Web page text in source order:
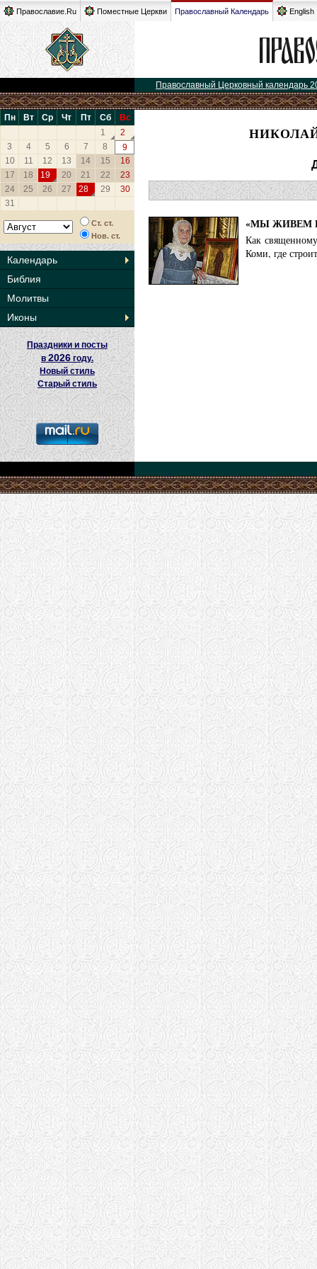
Православие.Ru Поместные Церкви Православный Календарь English
Православный Церковный календарь
Пн Вт Ср Чт Пт Сб
Вс
1
2
3
4 5 6 7 8
9
10
11 12 13 14 15
16
17
18 19 20 21 22
23
24
25 26 27 28 29
30
31
Ст. ст.
Нов. ст.
Календарь
Библия
Молитвы
Иконы
Праздники и посты
в2026 году.
Новый стиль
Старый стиль
«МЫ ЖИВЕМ
Как
Коми, где